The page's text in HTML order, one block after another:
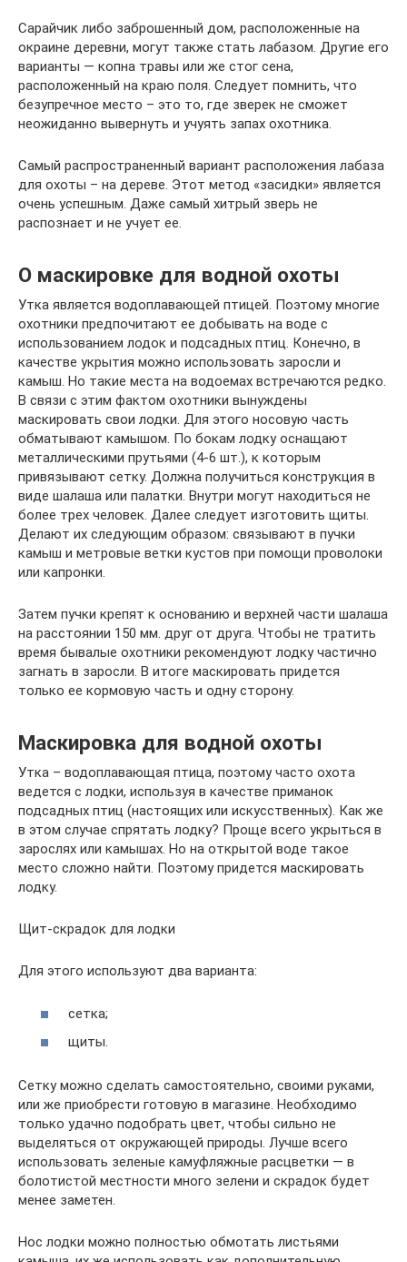
Сарайчик либо заброшенный дом, расположенные на
окраине деревни, могут также стать лабазом. Другие его
варианты — копна травы или же стог сена,
расположенный на краю поля. Следует помнить, что
безупречное место – это то, где зверек не сможет
неожиданно вывернуть и учуять запах охотника.
Самый распространенный вариант расположения лабаза
для охоты – на дереве. Этот метод «засидки» является
очень успешным. Даже самый хитрый зверь не
распознает и не учует ее.
О маскировке для водной охоты
Утка является водоплавающей птицей. Поэтому многие
охотники предпочитают ее добывать на воде с
использованием лодок и подсадных птиц. Конечно, в
качестве укрытия можно использовать заросли и
камыш. Но такие места на водоемах встречаются редко.
В связи с этим фактом охотники вынуждены
маскировать свои лодки. Для этого носовую часть
обматывают камышом. По бокам лодку оснащают
металлическими прутьями (4-6 шт.), к которым
привязывают сетку. Должна получиться конструкция в
виде шалаша или палатки. Внутри могут находиться не
более трех человек. Далее следует изготовить щиты.
Делают их следующим образом: связывают в пучки
камыш и метровые ветки кустов при помощи проволоки
или капронки.
Затем пучки крепят к основанию и верхней части шалаша
на расстоянии 150 мм. друг от друга. Чтобы не тратить
время бывалые охотники рекомендуют лодку частично
загнать в заросли. В итоге маскировать придется
только ее кормовую часть и одну сторону.
Маскировка для водной охоты
Утка – водоплавающая птица, поэтому часто охота
ведется с лодки, используя в качестве приманок
подсадных птиц (настоящих или искусственных). Как же
в этом случае спрятать лодку? Проще всего укрыться в
зарослях или камышах. Но на открытой воде такое
место сложно найти. Поэтому придется маскировать
лодку.
Щит-скрадок для лодки
Для этого используют два варианта:
сетка;
щиты.
Сетку можно сделать самостоятельно, своими руками,
или же приобрести готовую в магазине. Необходимо
только удачно подобрать цвет, чтобы сильно не
выделяться от окружающей природы. Лучше всего
использовать зеленые камуфляжные расцветки — в
болотистой местности много зелени и скрадок будет
менее заметен.
Нос лодки можно полностью обмотать листьями